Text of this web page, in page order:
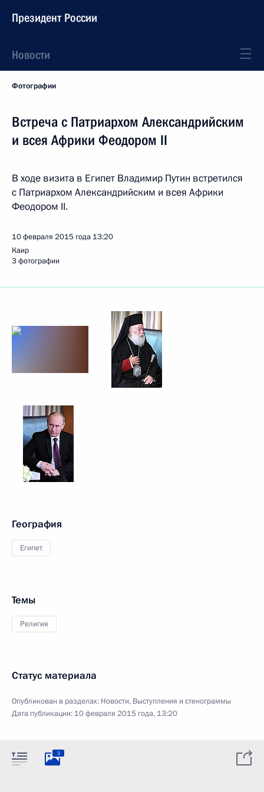
Президент России
Новости
Фотографии
Встреча с Патриархом Александрийским
и всея Африки Феодором II
В ходе визита в Египет Владимир Путин встретился
с Патриархом Александрийским и всея Африки
Феодором II.
10 февраля 2015 года 13:20
Каир
3 фотографии
География
Египет
Темы
Религия
Статус материала
Опубликован в разделах: Новости, Выступления и стенограммы
Дата публикации: 10 февраля 2015 года, 13:20
3